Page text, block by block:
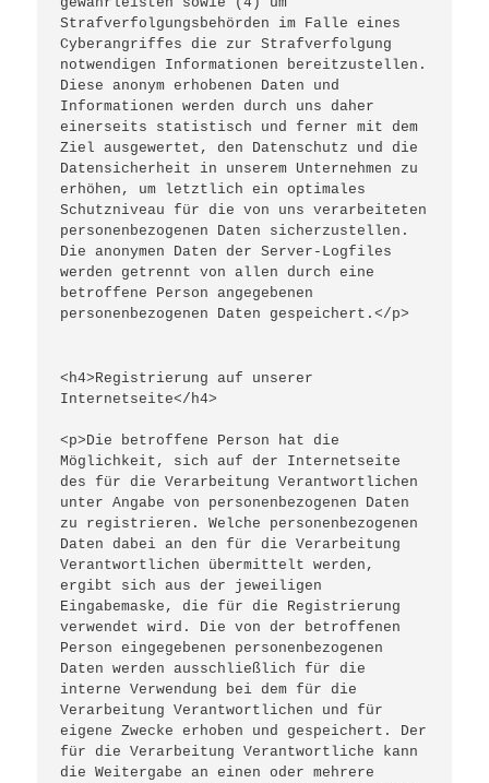
Strafverfolgungsbehörden im Falle eines
Cyberangriffes die zur Strafverfolgung
notwendigen Informationen bereitzustellen.
Diese anonym erhobenen Daten und
Informationen werden durch uns daher
einerseits statistisch und ferner mit dem
Ziel ausgewertet, den Datenschutz und die
Datensicherheit in unserem Unternehmen zu
erhöhen, um letztlich ein optimales
Schutzniveau für die von uns verarbeiteten
personenbezogenen Daten sicherzustellen.
Die anonymen Daten der Server-Logfiles
werden getrennt von allen durch eine
betroffene Person angegebenen
personenbezogenen Daten gespeichert.</p>
<h4>Registrierung auf unserer
Internetseite</h4>
<p>Die betroffene Person hat die
Möglichkeit, sich auf der Internetseite
des für die Verarbeitung Verantwortlichen
unter Angabe von personenbezogenen Daten
zu registrieren. Welche personenbezogenen
Daten dabei an den für die Verarbeitung
Verantwortlichen übermittelt werden,
ergibt sich aus der jeweiligen
Eingabemaske, die für die Registrierung
verwendet wird. Die von der betroffenen
Person eingegebenen personenbezogenen
Daten werden ausschließlich für die
interne Verwendung bei dem für die
Verarbeitung Verantwortlichen und für
eigene Zwecke erhoben und gespeichert. Der
für die Verarbeitung Verantwortliche kann
die Weitergabe an einen oder mehrere